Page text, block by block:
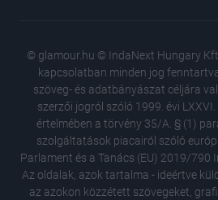
© glamour.hu © IndaNext Hungary
kapcsolatban minden jog
szöveg- és adatbányászat céljára
szerzői jogról szóló 1999. évi
értelmében a törvény 35/A. § (1)
szolgáltatások piacairól szóló
Parlament és a Tanács (EU) 2019/790
Az oldalak, azok tartalma - ideértve
az azokon közzétett szövegeket,